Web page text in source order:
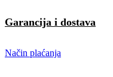
Garancija i dostava
Način plaćanja